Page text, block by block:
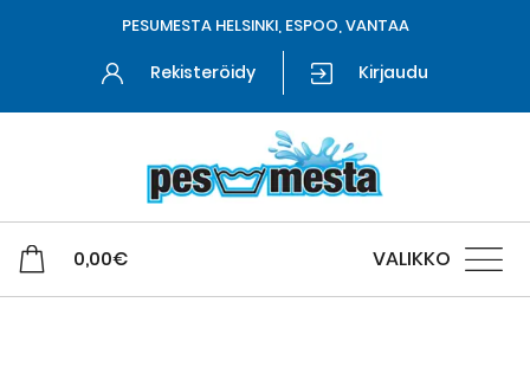
PESUMESTA HELSINKI, ESPOO, VANTAA
Rekisteröidy Kirjaudu
0,00€ VALIKKO